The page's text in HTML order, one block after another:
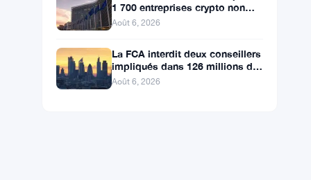
La décision de l’Utah expose